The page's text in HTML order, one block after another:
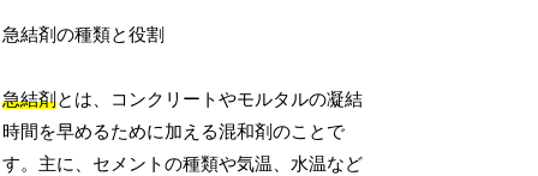
急結剤の種類と役割
急結剤とは、コンクリートやモルタルの凝結
時間を早めるために加える混和剤のことで
す。主に、セメントの種類や気温、水温など